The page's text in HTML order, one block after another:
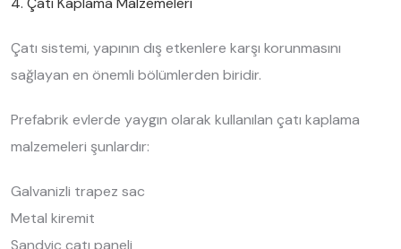
Çatı sistemi, yapının dış etkenlere karşı korunmasını
sağlayan en önemli bölümlerden biridir.
Prefabrik evlerde yaygın olarak kullanılan çatı kaplama
malzemeleri şunlardır:
Galvanizli trapez sac
Metal kiremit
Sandviç çatı paneli